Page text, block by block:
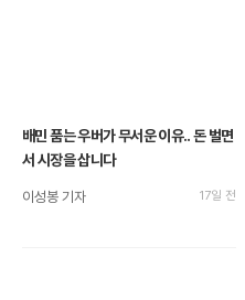
배민 품는 우버가 무서운 이유.. 돈 벌면
서 시장을 삽니다
이성봉 기자 17일 전